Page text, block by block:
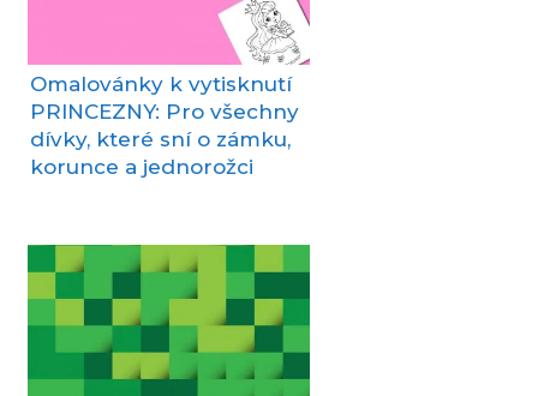
Omalovánky k vytisknutí
PRINCEZNY: Pro všechny
dívky, které sní o zámku,
korunce a jednorožci